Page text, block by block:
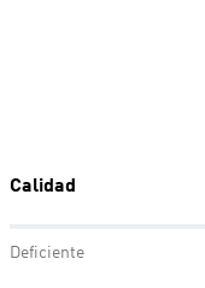
Calidad
Deficiente